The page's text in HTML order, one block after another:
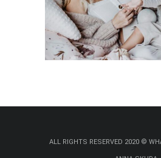
ALL RIGHTS RESERVED 2020 ©